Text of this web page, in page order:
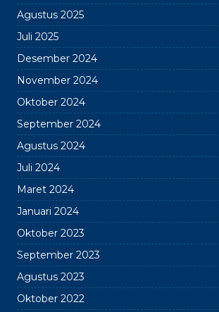
Agustus 2025
Juli 2025
Desember 2024
November 2024
Oktober 2024
September 2024
Agustus 2024
Juli 2024
Maret 2024
Januari 2024
Oktober 2023
September 2023
Agustus 2023
Oktober 2022